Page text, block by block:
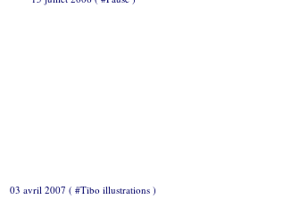
03 avril 2007 ( #Tibo illustrations )